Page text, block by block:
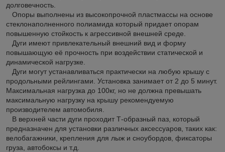
долговечность.
Опоры выполнены из высокопрочной пластмассы на основе
стеклонаполненного полиамида который придает опорам
повышенную стойкость к агрессивной внешней среде.
Дуги имеют привлекательный внешний вид и форму
повышающую её прочность при воздействии статической и
динамической нагрузке.
Дуги могут устанавливаться практически на любую крышу с
продольными рейлингами. Установка занимает от 2 до 5 минут.
Максимальная нагрузка до 100кг, но не должна превышать
максимальную нагрузку на крышу рекомендуемую
производителем автомобиля.
В верхней части дуги проходит Т-образный паз, который
предназначен для установки различных аксессуаров, таких как:
велобагажники, крепления для лыж и сноубордов, фиксаторы
груза, автобоксы и т.д.